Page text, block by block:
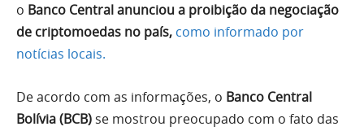
o Banco Central anunciou a proibição da negociação
de criptomoedas no país, como informado por
notícias locais.
De acordo com as informações, o Banco Central
Bolívia (BCB) se mostrou preocupado com o fato das